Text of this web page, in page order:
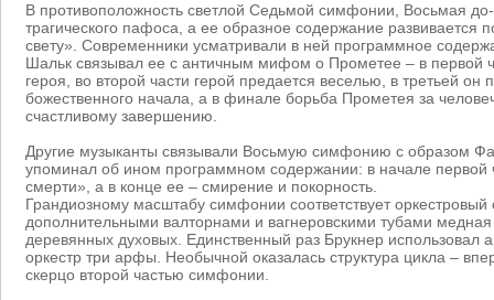
В противоположность светлой Седьмой симфонии, Восьмая
трагического пафоса, а ее образное содержание развивается
свету». Современники усматривали в ней программное
Шальк связывал ее с античным мифом о Прометее – в первой
героя, во второй части герой предается веселью, в третьей он
божественного начала, а в финале борьба Прометея за
счастливому завершению.
Другие музыканты связывали Восьмую симфонию с образом
упоминал об ином программном содержании: в начале первой
смерти», а в конце ее – смирение и покорность.
Грандиозному масштабу симфонии соответствует оркестровый
дополнительными валторнами и вагнеровскими тубами медная
деревянных духовых. Единственный раз Брукнер использовал
оркестр три арфы. Необычной оказалась структура цикла –
скерцо второй частью симфонии.